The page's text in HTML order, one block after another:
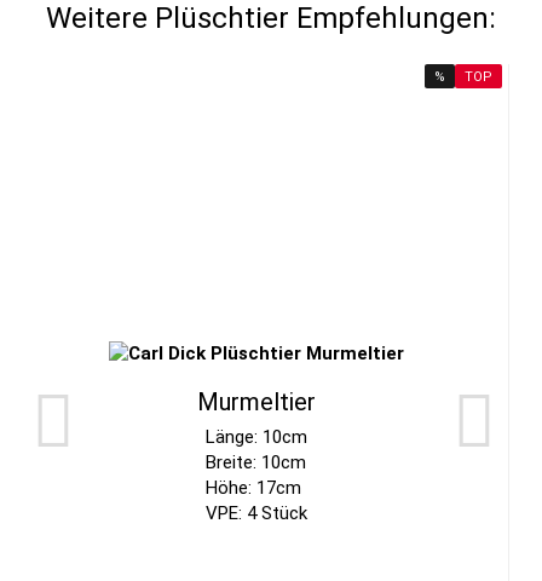
Weitere Plüschtier Empfehlungen:
% TOP
Murmeltier
Länge: 10cm
Breite: 10cm
Höhe: 17cm
VPE: 4 Stück